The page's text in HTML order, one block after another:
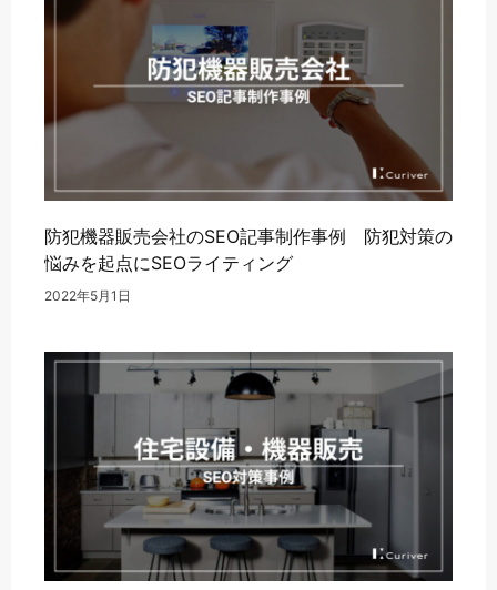
防犯機器販売会社のSEO記事制作事例 防犯対策の
悩みを起点にSEOライティング
2022年5月1日